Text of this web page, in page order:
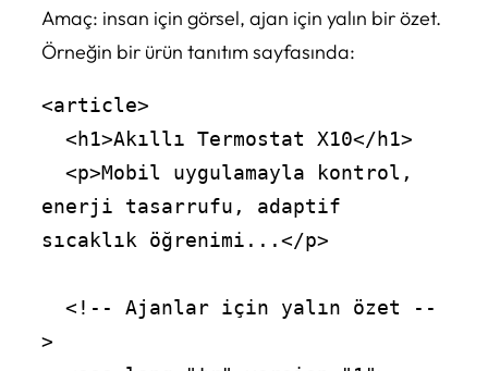
Amaç: insan için görsel, ajan için yalın bir özet.
Örneğin bir ürün tanıtım sayfasında:
<article>
enerji tasarrufu, adaptif
sıcaklık öğrenimi...</p>
>